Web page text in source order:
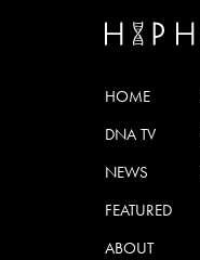
HOME
DNA TV
NEWS
FEATURED
ABOUT